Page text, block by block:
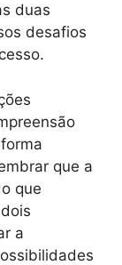
duas
desafios
que a
que
a